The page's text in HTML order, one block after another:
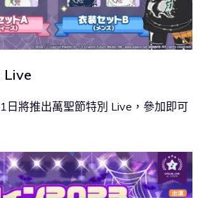
Live
日將推出萬聖節特別 Live，參加即可